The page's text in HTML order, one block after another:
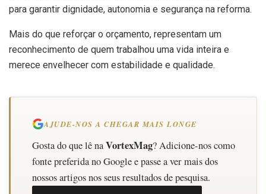
para garantir dignidade, autonomia e segurança na reforma.
Mais do que reforçar o orçamento, representam um
reconhecimento de quem trabalhou uma vida inteira e
merece envelhecer com estabilidade e qualidade.
AJUDE-NOS A CHEGAR MAIS LONGE
Gosta do que lê naVortexMag? Adicione-nos como
fonte preferida no Google e passe a ver mais dos
nossos artigos nos seus resultados de pesquisa.